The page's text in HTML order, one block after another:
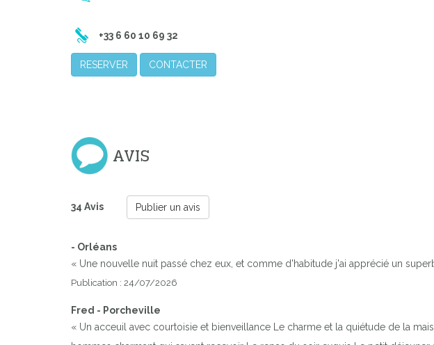
+33 6 60 10 69 32
RESERVER CONTACTER
AVIS
34 Avis Publier un avis
- Orléans
« Une nouvelle nuit passé chez eux, et comme d'habitude j'ai apprécié un
Publication : 24/07/2026
Fred - Porcheville
« Un acceuil avec courtoisie et bienveillance Le charme et la quiétude de la